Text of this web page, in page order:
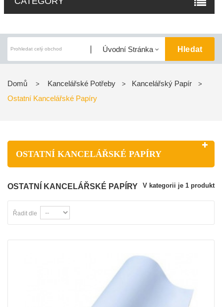
Úvodní Stránka Hledat
Domů > Kancelářské Potřeby > Kancelářský Papír >
Ostatní Kancelářské Papíry
OSTATNÍ KANCELÁŘSKÉ PAPÍRY
OSTATNÍ KANCELÁŘSKÉ PAPÍRY V kategorii je 1 produkt
Řadit dle